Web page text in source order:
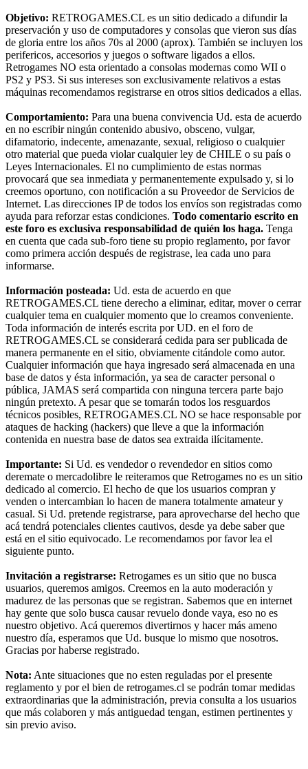
Objetivo: RETROGAMES.CL es un sitio dedicado a difundir la
preservación y uso de computadores y consolas que vieron sus días
de gloria entre los años 70s al 2000 (aprox). También se incluyen los
perifericos, accesorios y juegos o software ligados a ellos.
Retrogames NO esta orientado a consolas modernas como WII o
PS2 y PS3. Si sus intereses son exclusivamente relativos a estas
máquinas recomendamos registrarse en otros sitios dedicados a ellas.
Comportamiento: Para una buena convivencia Ud. esta de acuerdo
en no escribir ningún contenido abusivo, obsceno, vulgar,
difamatorio, indecente, amenazante, sexual, religioso o cualquier
otro material que pueda violar cualquier ley de CHILE o su país o
Leyes Internacionales. El no cumplimiento de estas normas
provocará que sea inmediata y permanentemente expulsado y, si lo
creemos oportuno, con notificación a su Proveedor de Servicios de
Internet. Las direcciones IP de todos los envíos son registradas como
ayuda para reforzar estas condiciones. Todo comentario escrito en
este foro es exclusiva responsabilidad de quién los haga. Tenga
en cuenta que cada sub-foro tiene su propio reglamento, por favor
como primera acción después de registrase, lea cada uno para
informarse.
Información posteada: Ud. esta de acuerdo en que
RETROGAMES.CL tiene derecho a eliminar, editar, mover o cerrar
cualquier tema en cualquier momento que lo creamos conveniente.
Toda información de interés escrita por UD. en el foro de
RETROGAMES.CL se considerará cedida para ser publicada de
manera permanente en el sitio, obviamente citándole como autor.
Cualquier información que haya ingresado será almacenada en una
base de datos y ésta información, ya sea de caracter personal o
pública, JAMAS será compartida con ninguna tercera parte bajo
ningún pretexto. A pesar que se tomarán todos los resguardos
técnicos posibles, RETROGAMES.CL NO se hace responsable por
ataques de hacking (hackers) que lleve a que la información
contenida en nuestra base de datos sea extraida ilícitamente.
Importante: Si Ud. es vendedor o revendedor en sitios como
deremate o mercadolibre le reiteramos que Retrogames no es un sitio
dedicado al comercio. El hecho de que los usuarios compran y
venden o intercambian lo hacen de manera totalmente amateur y
casual. Si Ud. pretende registrarse, para aprovecharse del hecho que
acá tendrá potenciales clientes cautivos, desde ya debe saber que
está en el sitio equivocado. Le recomendamos por favor lea el
siguiente punto.
Invitación a registrarse: Retrogames es un sitio que no busca
usuarios, queremos amigos. Creemos en la auto moderación y
madurez de las personas que se registran. Sabemos que en internet
hay gente que solo busca causar revuelo donde vaya, eso no es
nuestro objetivo. Acá queremos divertirnos y hacer más ameno
nuestro día, esperamos que Ud. busque lo mismo que nosotros.
Gracias por haberse registrado.
Nota: Ante situaciones que no esten reguladas por el presente
reglamento y por el bien de retrogames.cl se podrán tomar medidas
extraordinarias que la administración, previa consulta a los usuarios
que más colaboren y más antiguedad tengan, estimen pertinentes y
sin previo aviso.